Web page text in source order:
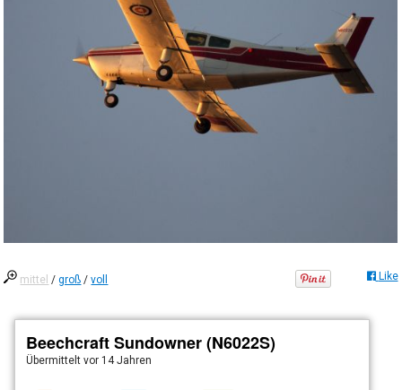
mittel /groß /voll Like
Beechcraft Sundowner (N6022S)
Übermitteltvor 14 Jahren